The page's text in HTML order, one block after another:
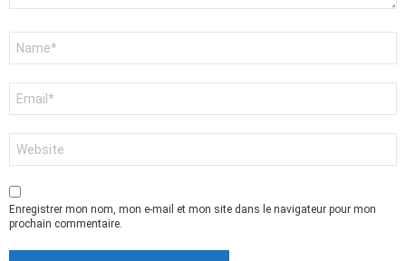
mail
*
web
Enregistrer mon nom, mon e-mail et mon site dans le navigateur pour mon
prochain commentaire.